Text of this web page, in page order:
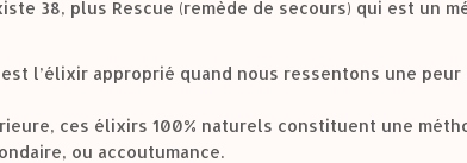
38, plus Rescue (remède de secours) qui est un
l’élixir approprié quand nous ressentons une
ces élixirs 100% naturels constituent une
ou accoutumance.